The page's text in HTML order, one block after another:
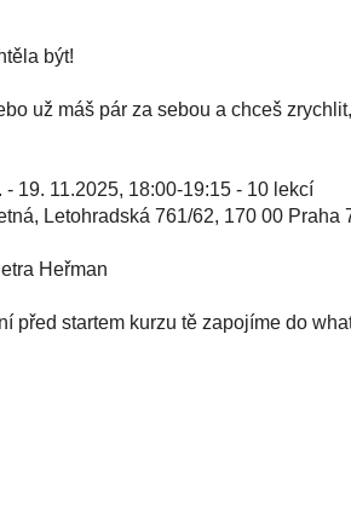
být!
už máš pár za sebou a chceš
- 19. 11.2025, 18:00-19:15 - 10 lekcí
Letohradská 761/62, 170 00
Heřman
před startem kurzu tě zapojíme do